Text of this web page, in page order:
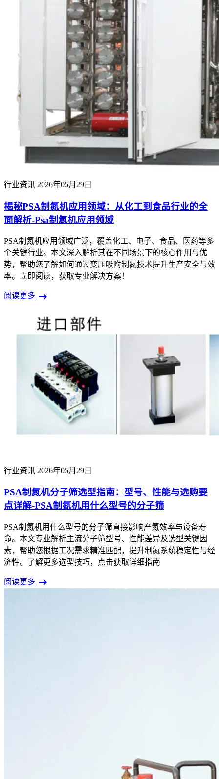
行业资讯 2026年05月29日
揭秘PSA制氮机应用领域：从化工到食品行业的全
面解析-Psa制氮机应用领域
PSA制氮机应用领域广泛，覆盖化工、电子、食品、医药等多
个关键行业。本文深入解析其在不同场景下的核心作用与优
势，帮助您了解如何通过变压吸附制氮技术提升生产安全与效
率。立即阅读，获取专业解决方案！
阅读更多 arrow_right_alt
行业资讯 2026年05月29日
PSA制氮机分子筛选型指南：型号、性能与选购要
点详解-PSA制氮机用什么型号的分子筛
PSA制氮机用什么型号的分子筛直接影响产氮效率与设备寿
命。本文专业解析主流分子筛型号、性能差异及选型关键因
素，帮助您根据工况需求精准匹配，提升制氮系统稳定性与经
济性。了解更多选型技巧，点击获取详细指南
阅读更多 arrow_right_alt